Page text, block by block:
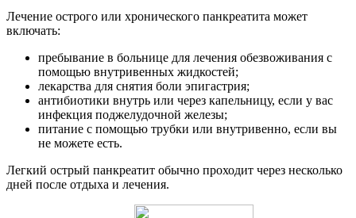
Лечение острого или хронического панкреатита может
включать:
пребывание в больнице для лечения обезвоживания с
помощью внутривенных жидкостей;
лекарства для снятия боли эпигастрия;
антибиотики внутрь или через капельницу, если у вас
инфекция поджелудочной железы;
питание с помощью трубки или внутривенно, если вы
не можете есть.
Легкий острый панкреатит обычно проходит через несколько
дней после отдыха и лечения.